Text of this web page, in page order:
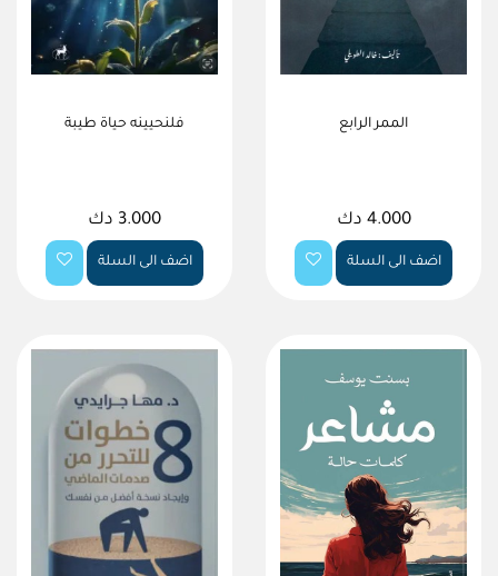
الممر الرابع
4.000 دك
اضف الى السلة
فلنحيينه حياة طيبة
3.000 دك
اضف الى السلة